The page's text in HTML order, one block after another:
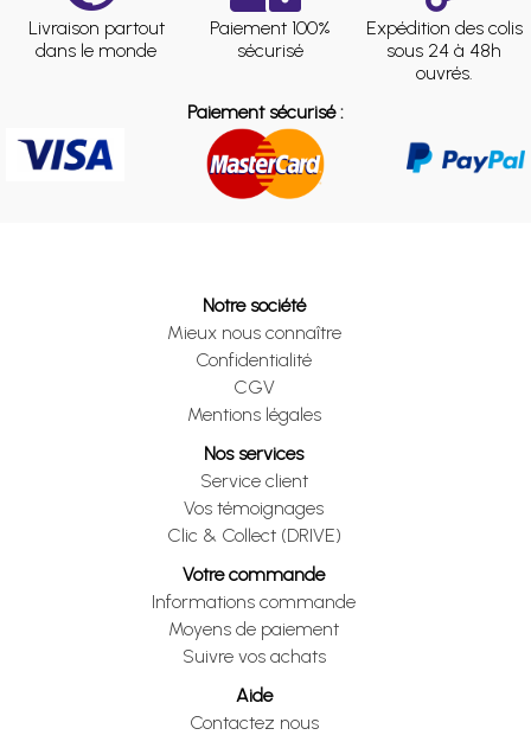
Livraison partout
dans le monde
Paiement 100%
sécurisé
Expédition des colis
sous 24 à 48h
ouvrés.
Paiement sécurisé :
Notre société
Mieux nous connaître
Confidentialité
CGV
Mentions légales
Nos services
Service client
Vos témoignages
Clic & Collect (DRIVE)
Votre commande
Informations commande
Moyens de paiement
Suivre vos achats
Aide
Contactez nous